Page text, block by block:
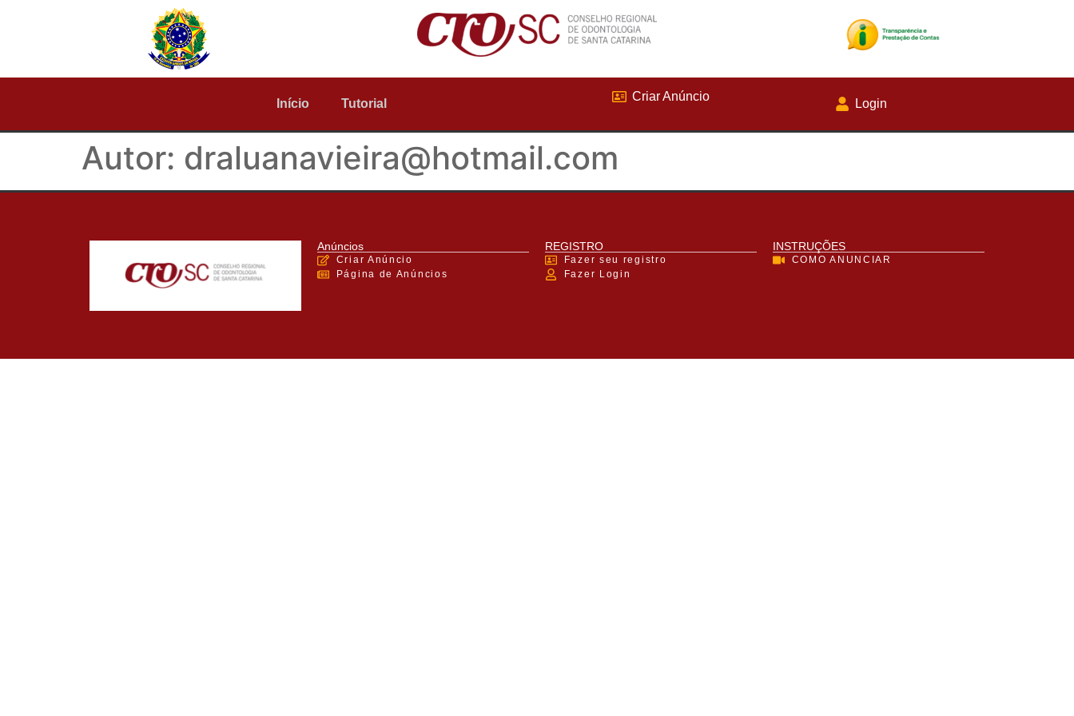
Início Tutorial
Criar Anúncio
Login
Autor: draluanavieira@hotmail.com
Anúncios
Criar Anúncio
Página de Anúncios
REGISTRO
Fazer seu registro
Fazer Login
INSTRUÇÕES
COMO ANUNCIAR